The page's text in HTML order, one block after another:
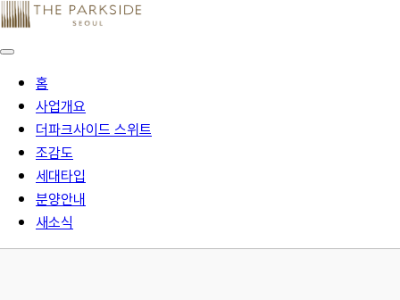
홈
사업개요
더파크사이드 스위트
조감도
세대타입
분양안내
새소식